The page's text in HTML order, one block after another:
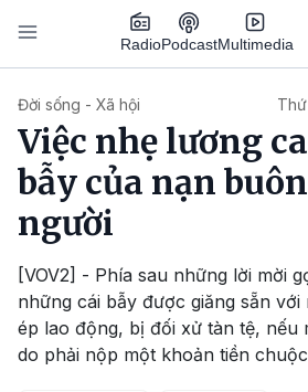
Nhảy đến nội dung
RadioPodcastMultimedia
Đời sống - Xã hội
Việc nhẹ lương
bẫy của nạn
người
[VOV2] - Phía sau những lời mời
những cái bẫy được giăng sẵn
ép lao động, bị đối xử tàn tệ, nếu
do phải nộp một khoản tiền